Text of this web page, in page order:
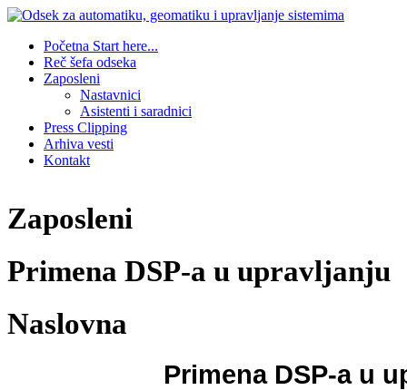
Početna Start here...
Reč šefa odseka
Zaposleni
Nastavnici
Asistenti i saradnici
Press Clipping
Arhiva vesti
Kontakt
Zaposleni
Primena DSP-a u upravljanju
Naslovna
Primena DSP-a u